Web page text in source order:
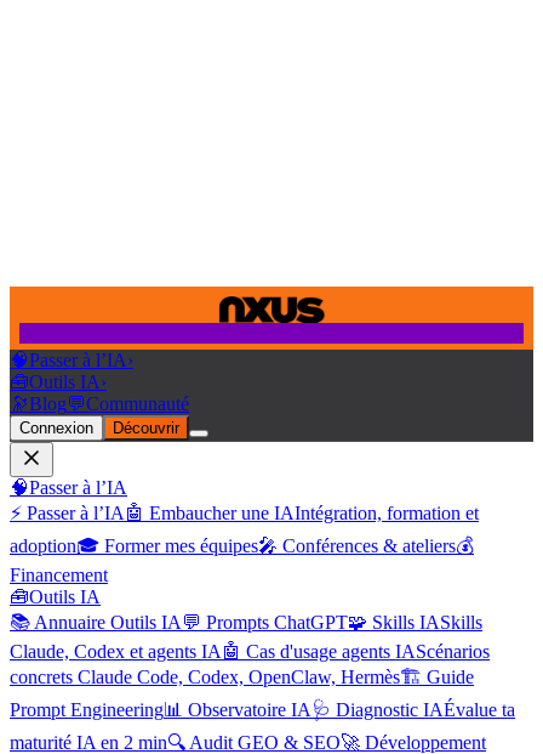
🧠Passer à l’IA›
🧰Outils IA›
🔭Blog💬Communauté
Connexion Découvrir
🧠Passer à l’IA
⚡ Passer à l’IA 🤖 Embaucher une IAIntégration, formation et
adoption🎓 Former mes équipes🎤 Conférences & ateliers💰
Financement
🧰Outils IA
📚 Annuaire Outils IA 💬 Prompts ChatGPT🧩 Skills IASkills
Claude, Codex et agents IA 🤖 Cas d'usage agents IAScénarios
concrets Claude Code, Codex, OpenClaw, Hermès🏗️ Guide
Prompt Engineering📊 Observatoire IA 🩺 Diagnostic IAÉvalue ta
maturité IA en 2 min🔍 Audit GEO & SEO🚀 Développement